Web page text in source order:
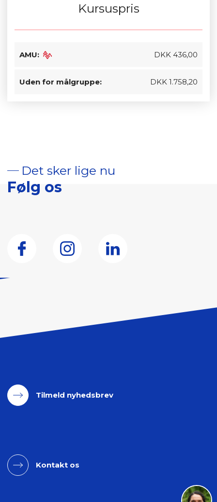
Kursuspris
AMU: DKK 436,00
Uden for målgruppe: DKK 1.758,20
Det sker lige nu
Følg os
Tilmeld nyhedsbrev
Kontakt os